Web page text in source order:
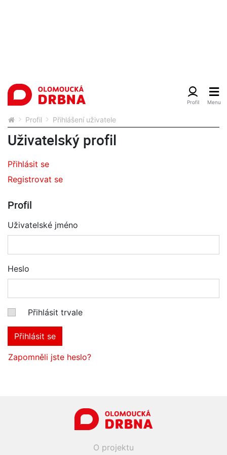
Profil Přihlášení uživatele
Uživatelský profil
Přihlásit se
Registrovat se
Profil
Uživatelské jméno
Heslo
Přihlásit trvale
Přihlásit se
Zapomněli jste heslo?
O projektu